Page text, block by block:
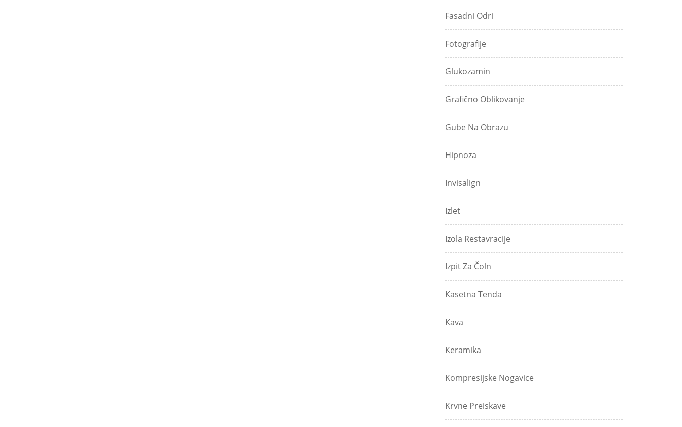
Fasadni Odri
Fotografije
Glukozamin
Grafično Oblikovanje
Gube Na Obrazu
Hipnoza
Invisalign
Izlet
Izola Restavracije
Izpit Za Čoln
Kasetna Tenda
Kava
Keramika
Kompresijske Nogavice
Krvne Preiskave